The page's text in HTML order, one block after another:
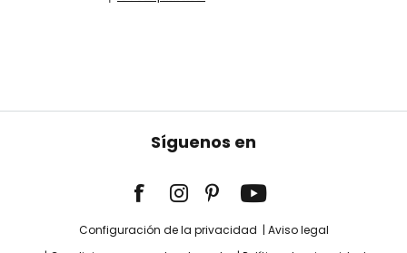
Síguenos en
Configuración de la privacidad
Aviso legal